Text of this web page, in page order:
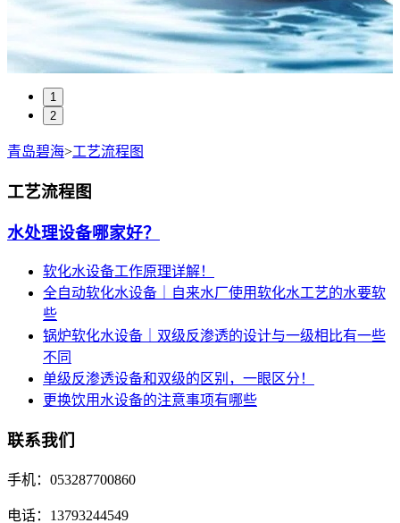
1
2
青岛碧海>工艺流程图
工艺流程图
水处理设备哪家好？
软化水设备工作原理详解！
全自动软化水设备｜自来水厂使用软化水工艺的水要软
些
锅炉软化水设备｜双级反渗透的设计与一级相比有一些
不同
单级反渗透设备和双级的区别，一眼区分！
更换饮用水设备的注意事项有哪些
联系我们
手机：053287700860
电话：13793244549